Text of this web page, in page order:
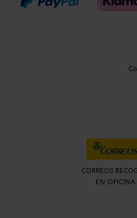
CORREOS
EN OFICINA